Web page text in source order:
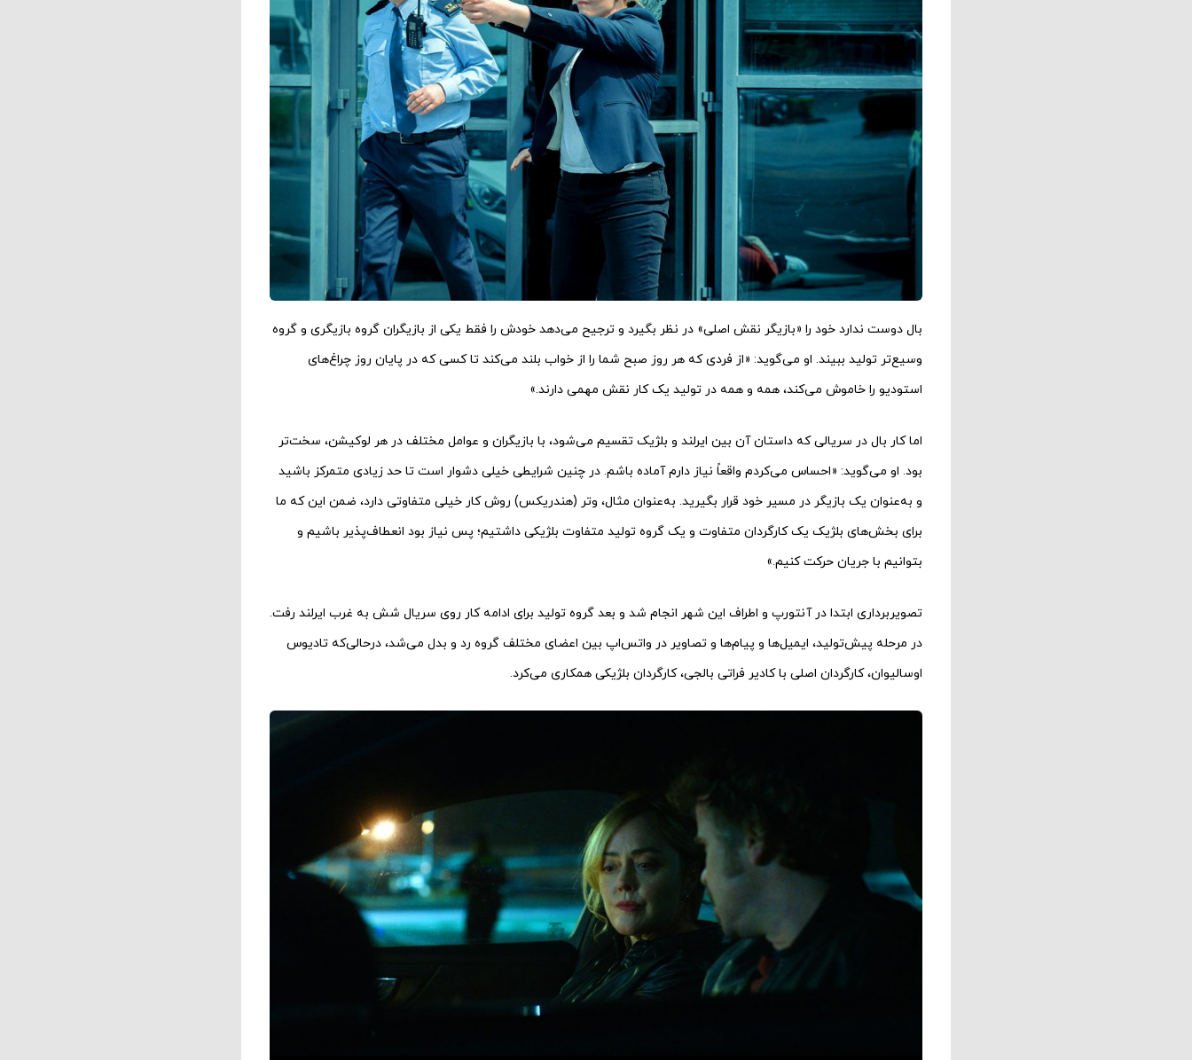
بال دوست ندارد خود را «بازیگر نقش اصلی» در نظر بگیرد و ترجیح می‌دهد خودش را فقط یکی از بازیگران گروه بازیگری و گروه
وسیع‌تر تولید ببیند. او می‌گوید: «از فردی که هر روز صبح شما را از خواب بلند می‌کند تا کسی که در پایان روز چراغ‌های
استودیو را خاموش می‌کند، همه و همه در تولید یک کار نقش مهمی دارند.»
اما کار بال در سریالی که داستان آن بین ایرلند و بلژیک تقسیم می‌شود، با بازیگران و عوامل مختلف در هر لوکیشن، سخت‌تر
بود. او می‌گوید: «احساس می‌کردم واقعاً نیاز دارم آماده باشم. در چنین شرایطی خیلی دشوار است تا حد زیادی متمرکز باشید
و به‌عنوان یک بازیگر در مسیر خود قرار بگیرید. به‌عنوان مثال، وتر (هندریکس) روش کار خیلی متفاوتی دارد، ضمن این که ما
برای بخش‌های بلژیک یک کارگردان متفاوت و یک گروه تولید متفاوت بلژیکی داشتیم؛ پس نیاز بود انعطاف‌پذیر باشیم و
بتوانیم با جریان حرکت کنیم.»
تصویربرداری ابتدا در آنتورپ و اطراف این شهر انجام شد و بعد گروه تولید برای ادامه کار روی سریال شش به غرب ایرلند رفت.
در مرحله پیش‌تولید، ایمیل‌ها و پیام‌ها و تصاویر در واتس‌اپ بین اعضای مختلف گروه رد و بدل می‌شد، درحالی‌که تادیوس
اوسالیوان، کارگردان اصلی با کادیر فراتی بالجی، کارگردان بلژیکی همکاری می‌کرد.